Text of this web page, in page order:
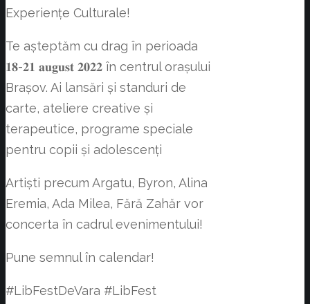
Experiențe Culturale!
Te așteptăm cu drag în perioada
𝟏𝟖-𝟐𝟏 𝐚𝐮𝐠𝐮𝐬𝐭 𝟐𝟎𝟐𝟐 în centrul orașului
Brașov. Ai lansări și standuri de
carte, ateliere creative și
terapeutice, programe speciale
pentru copii și adolescenți
Artiști precum Argatu, Byron, Alina
Eremia, Ada Milea, Fără Zahăr vor
concerta în cadrul evenimentului!
Pune semnul în calendar!
#LibFestDeVara #LibFest